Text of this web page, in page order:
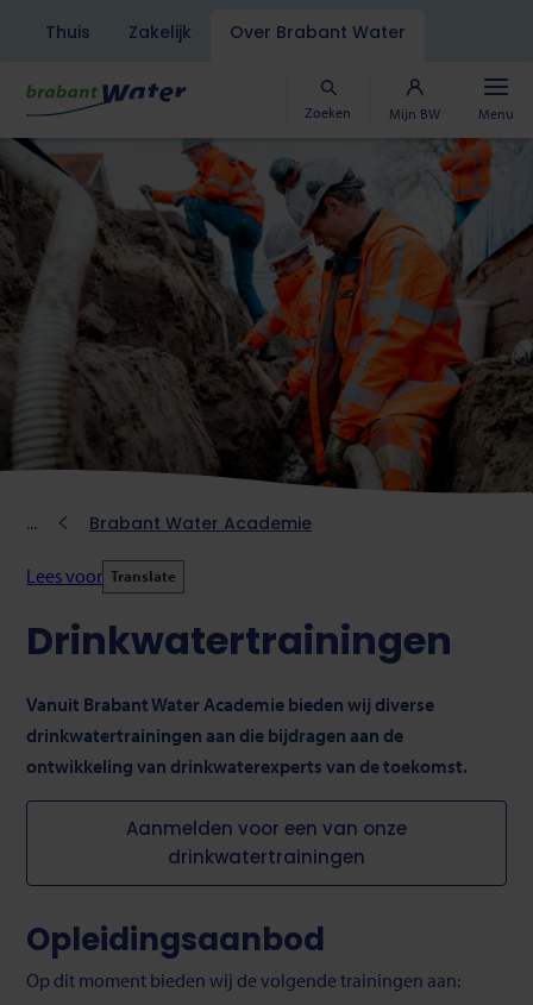
Overslaan
naar
de
inhoud
gaan
Thuis Zakelijk Over Brabant Water
Zoeken Mijn BW Menu
Kruimelpad
Brabant Water Academie
Lees voor Translate
Drinkwatertrainingen
Vanuit Brabant Water Academie bieden wij diverse
drinkwatertrainingen aan die bijdragen aan de
ontwikkeling van drinkwaterexperts van de toekomst.
Aanmelden voor een van onze
drinkwatertrainingen
Opleidingsaanbod
Op dit moment bieden wij de volgende trainingen aan: